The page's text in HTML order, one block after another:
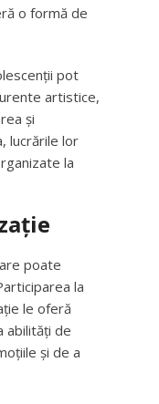
o formă de
pot
artistice,
și
lucrările lor
la
poate
la
le oferă
abilități de
și de a